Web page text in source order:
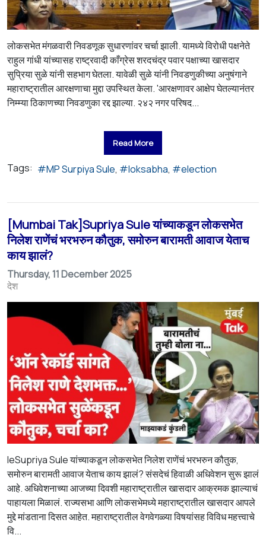
लोकसभेत मंगळवारी निवडणूक सुधारणांवर चर्चा झाली. यामध्ये विरोधी पक्षनेते
राहुल गांधी यांच्यासह राष्ट्रवादी काँग्रेस शरदचंद्र पवार पक्षाच्या खासदार
सुप्रिया सुळे यांनी सहभाग घेतला. यावेळी सुळे यांनी निवडणुकीच्या अनुषंगाने
महाराष्ट्रातील आरक्षणाचा मुद्दा उपस्थित केला. 'आरक्षणावर आक्षेप घेतल्यानंतर
निम्म्या ठिकाणच्या निवडणुका रद्द झाल्या. २४२ नगर परिषद...
Read More
Tags: MP Surpiya Sule loksabha election
[Mumbai Tak]Supriya Sule यांच्याकडून लोकसभेत
निलेश राणेंचं भरभरुन कौतुक, समोरुन बारामती आवाज येताच
काय झालं?
Thursday, 11 December 2025
देश
leSupriya Sule यांच्याकडून लोकसभेत निलेश राणेंचं भरभरुन कौतुक,
समोरुन बारामती आवाज येताच काय झालं? संसदेचं हिवाळी अधिवेशन सुरू झालं
आहे. अधिवेशनाच्या आजच्या दिवशी महाराष्ट्रातील खासदार आक्रमक झाल्याचं
पाहायला मिळालं. राज्यसभा आणि लोकसभेमध्ये महाराष्ट्रातील खासदार आपले
मुद्दे मांडताना दिसत आहेत. महाराष्ट्रातील वेगवेगळ्या विषयांसह विविध महत्त्वाचे
वि...